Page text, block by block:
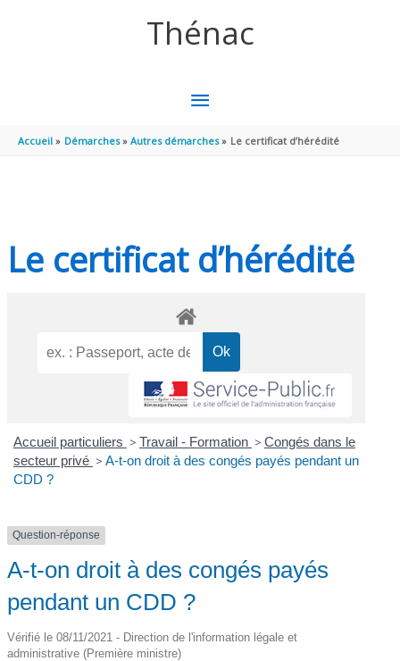
Thénac
MENU
PRINCIPAL
Accueil Démarches Autres démarches Le certificat d’hérédité
Le certificat d’hérédité
Accueil particuliers > Travail - Formation > Congés dans le
secteur privé > A-t-on droit à des congés payés pendant un
CDD ?
Question-réponse
A-t-on droit à des congés payés
pendant un CDD ?
Vérifié le 08/11/2021 - Direction de l'information légale et
administrative (Première ministre)